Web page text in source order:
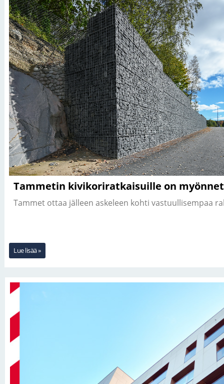
Tammetin kivikoriratkaisuille on
Tammet ottaa jälleen askeleen kohti vastuullisempaa
Lue lisää »